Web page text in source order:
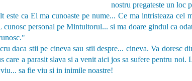
nostru pregateste un loc
ca El ma cunoaste pe nume... Ce ma intristeaza cel
cunosc personal pe Mintuitorul... si ma doare gindul ca
daca stii pe cineva sau stii despre... cineva. Va doresc
care a parasit slava si a venit aici jos sa sufere pentru noi.
sa fie viu si in inimile noastre!